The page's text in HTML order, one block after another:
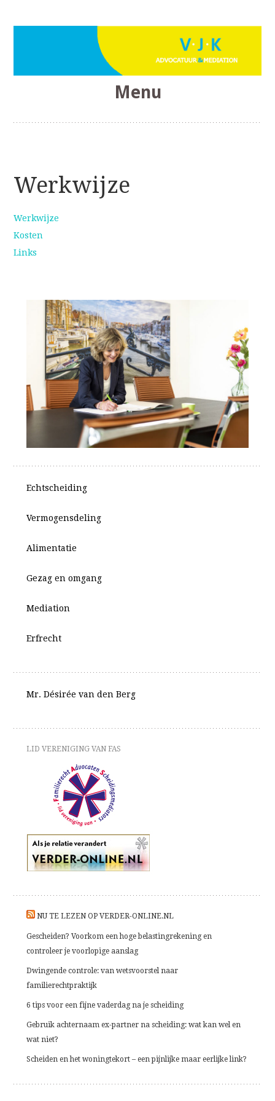
VJK Advocatuur
Menu
Werkwijze
Werkwijze
Kosten
Links
Echtscheiding
Vermogensdeling
Alimentatie
Gezag en omgang
Mediation
Erfrecht
Mr. Désirée van den Berg
LID VERENIGING VAN FAS
NU TE LEZEN OP VERDER-ONLINE.NL
Gescheiden? Voorkom een hoge belastingrekening en
controleer je voorlopige aanslag
Dwingende controle: van wetsvoorstel naar
familierechtpraktijk
6 tips voor een fijne vaderdag na je scheiding
Gebruik achternaam ex-partner na scheiding: wat kan wel en
wat niet?
Scheiden en het woningtekort – een pijnlijke maar eerlijke link?